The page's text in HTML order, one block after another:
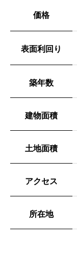
価格
表面利回り
築年数
建物面積
土地面積
アクセス
所在地